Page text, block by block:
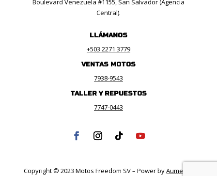
Central).
LLÁMANOS
+503 2271 3779
VENTAS MOTOS
7938-9543
TALLER Y REPUESTOS
7747-0443
Copyright © 2023 Motos Freedom SV – Power byAumenta